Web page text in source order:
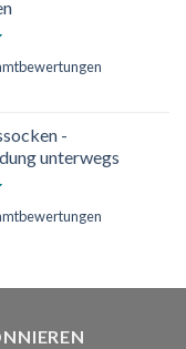
-
unterwegs